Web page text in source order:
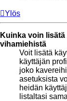
Ylös
Kuinka voin
vihamiehistä
Voit lisätä
käyttäjän
joko
asetuksista
heidän
listaltasi